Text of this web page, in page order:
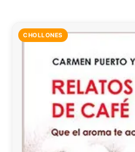
CHOLLONES